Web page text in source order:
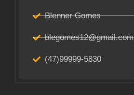
Blenner Gomes
blegomes12@gmail.com
(47)99999-5830